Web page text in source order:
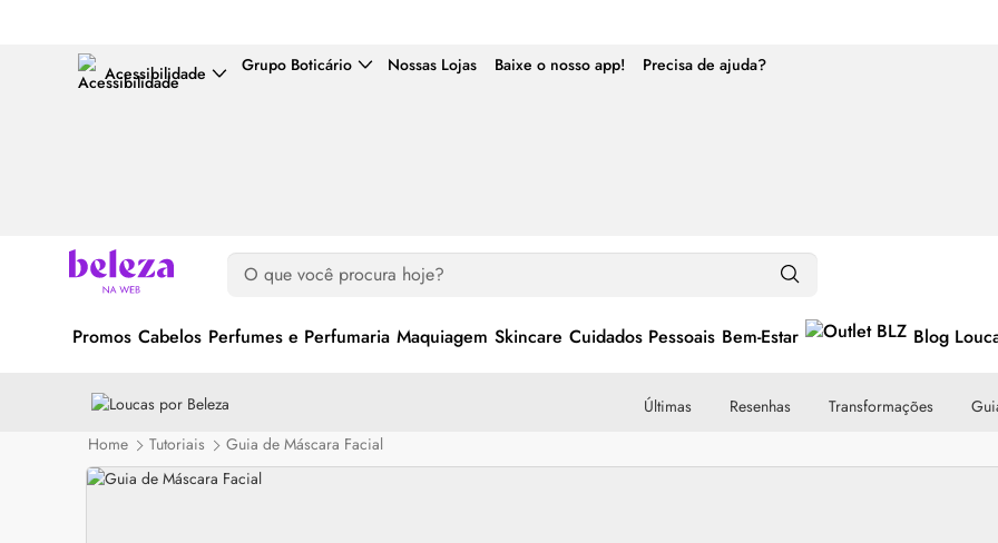
Acessibilidade Grupo Boticário Nossas Lojas Baixe o nosso app! Precisa de ajuda?
Promos Cabelos Perfumes e Perfumaria Maquiagem Skincare Cuidados Pessoais Bem-Estar Blog
Últimas Resenhas Transformações
Home
Tutoriais Guia de Máscara Facial